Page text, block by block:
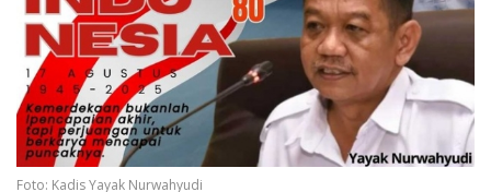
Foto: Kadis Yayak Nurwahyudi